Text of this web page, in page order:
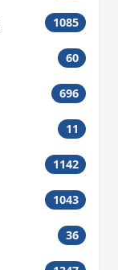
1085
60
696
11
1142
1043
36